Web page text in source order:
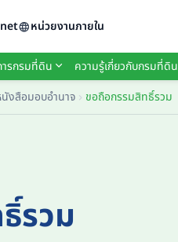
หน่วยงานภายใน
ารกรมที่ดิน ความรู้เกี่ยวกับกรมที่ดิน
งสือมอบอำนาจ ขอถือกรรมสิทธิ์รวม
รวม